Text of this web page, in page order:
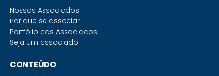
Nossos Associados
Por que se associar
Portfólio dos Associados
Seja um associado
CONTEÚDO